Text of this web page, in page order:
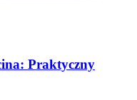
Praktyczny